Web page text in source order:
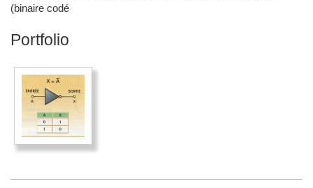
(binaire codé
Portfolio